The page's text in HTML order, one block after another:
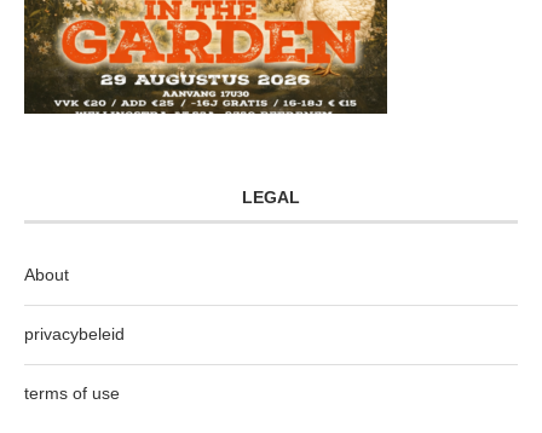
LEGAL
About
privacybeleid
terms of use